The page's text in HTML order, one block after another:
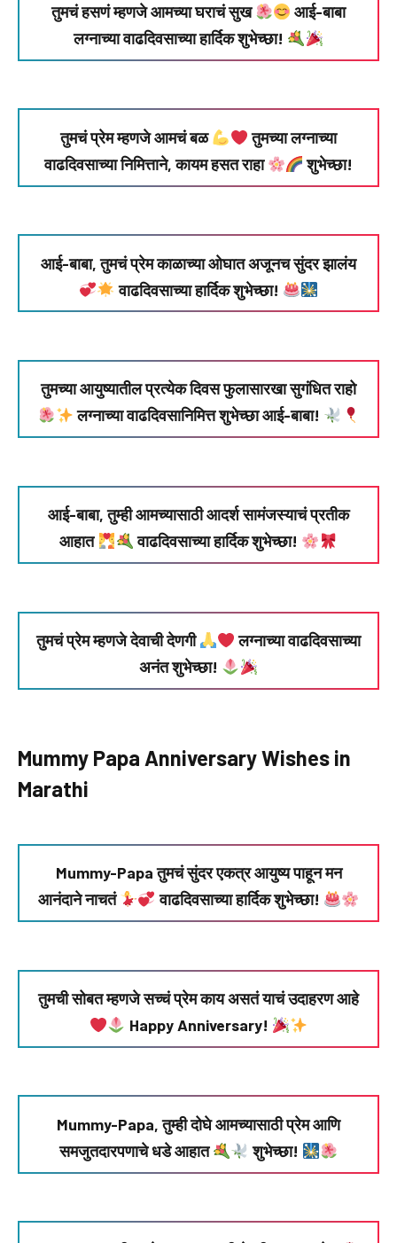
तुमचं हसणं म्हणजे आमच्या घराचं सुख
आई-बाबा
लग्नाच्या वाढदिवसाच्या हार्दिक शुभेच्छा!
तुमचं प्रेम म्हणजे आमचं बळ
तुमच्या लग्नाच्या
वाढदिवसाच्या निमित्ताने, कायम हसत राहा
शुभेच्छा!
आई-बाबा, तुमचं प्रेम काळाच्या ओघात अजूनच सुंदर झालंय
वाढदिवसाच्या हार्दिक शुभेच्छा!
तुमच्या आयुष्यातील प्रत्येक दिवस फुलासारखा सुगंधित राहो
लग्नाच्या वाढदिवसानिमित्त शुभेच्छा आई-बाबा!
आई-बाबा, तुम्ही आमच्यासाठी आदर्श सामंजस्याचं प्रतीक
आहात
वाढदिवसाच्या हार्दिक शुभेच्छा!
तुमचं प्रेम म्हणजे देवाची देणगी
लग्नाच्या वाढदिवसाच्या
अनंत शुभेच्छा!
Mummy Papa Anniversary Wishes in
Marathi
Mummy-Papa तुमचं सुंदर एकत्र आयुष्य पाहून मन
आनंदाने नाचतं
वाढदिवसाच्या हार्दिक शुभेच्छा!
तुमची सोबत म्हणजे सच्चं प्रेम काय असतं याचं उदाहरण आहे
Happy Anniversary!
Mummy-Papa, तुम्ही दोघे आमच्यासाठी प्रेम आणि
समजुतदारपणाचे धडे आहात
शुभेच्छा!